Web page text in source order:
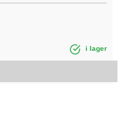
i lager